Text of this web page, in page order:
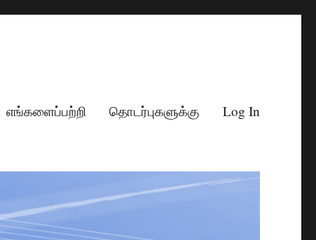
எங்களைப்பற்றி தொடர்புகளுக்கு Log In